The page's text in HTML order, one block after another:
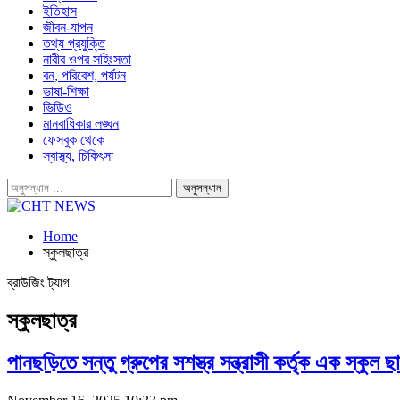
ইতিহাস
জীবন-যাপন
তথ্য প্রযুক্তি
নারীর ওপর সহিংসতা
বন, পরিবেশ, পর্যটন
ভাষা-শিক্ষা
ভিডিও
মানবাধিকার লঙ্ঘন
ফেসবুক থেকে
স্বাস্থ্য, চিকিৎসা
Home
স্কুলছাত্র
ব্রাউজিং ট্যাগ
স্কুলছাত্র
পানছড়িতে সন্তু গ্রুপের সশস্ত্র সন্ত্রাসী কর্তৃক এক স্কুল